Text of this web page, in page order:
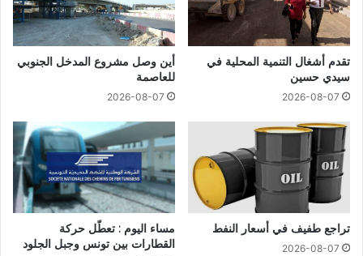
تقدم أشغال التنمية المحلية في
سيدي حسين
2026-08-07
أين وصل مشروع المدخل الجنوبي
للعاصمة
2026-08-07
تراجع طفيف في أسعار النفط
2026-08-07
مساء اليوم : تعطّل حركة
القطارات بين تونس وجبل الجلود